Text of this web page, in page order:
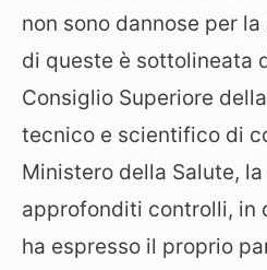
non sono dannose per
di queste è sottolineata
Consiglio Superiore
tecnico e scientifico di
Ministero della Salute,
approfonditi controlli, in
ha espresso il proprio